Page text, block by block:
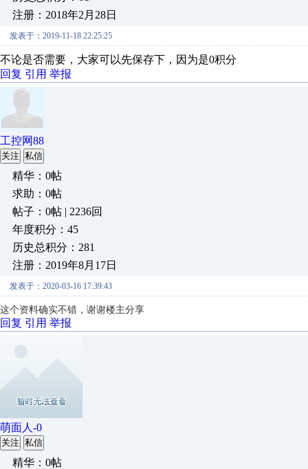
注册：2018年2月28日
发表于：2019-11-18 22:25:25
不论是否需要，大家可以先保存下，因为是0积分
回复 引用 举报
工控网88
关注 私信
精华：0帖
求助：0帖
帖子：0帖 | 2236回
年度积分：45
历史总积分：281
注册：2019年8月17日
发表于：2020-03-16 17:39:43
这个资料确实不错，谢谢楼主分享
回复 引用 举报
萌面人-0
关注 私信
精华：0帖